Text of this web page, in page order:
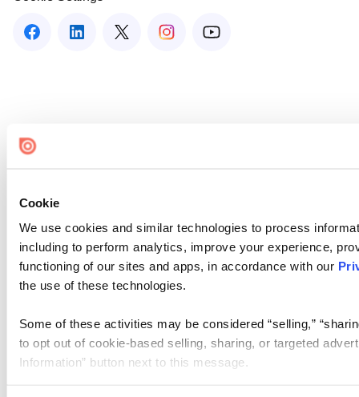
Cookie
We use cookies and similar technologies to process
including to perform analytics, improve your experience,
functioning of our sites and apps, in accordance with our
the use of these technologies.
Some of these activities may be considered “selling,”
to opt out of cookie-based selling, sharing, or targeted
Information” button next to this message.